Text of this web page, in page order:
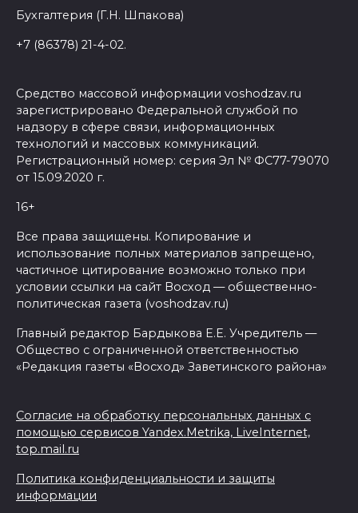
Бухгалтерия (Г.Н. Шпакова)
+7 (86378) 21-4-02.
Средство массовой информации voshodzav.ru
зарегистрировано Федеральной службой по
надзору в сфере связи, информационных
технологий и массовых коммуникаций.
Регистрационный номер: серия Эл № ФС77-79070
от 15.09.2020 г.
16+
Все права защищены. Копирование и
использование полных материалов запрещено,
частичное цитирование возможно только при
условии ссылки на сайт Восход — общественно-
политическая газета (voshodzav.ru)
Главный редактор Бардыкова Е.Е. Учредитель —
Общество с ограниченной ответственностью
«Редакция газеты «Восход» Заветинского района»
Согласие на обработку персональных данных с
помощью сервисов Yandex.Metrika, LiveInternet,
top.mail.ru
Политика конфиденциальности и защиты
информации